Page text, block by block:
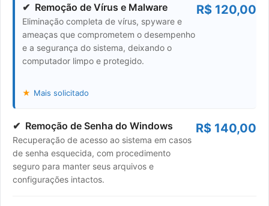
Remoção de Vírus e Malware
Eliminação completa de vírus, spyware e
ameaças que comprometem o desempenho
e a segurança do sistema, deixando o
computador limpo e protegido.
Mais solicitado
R$ 120,00
Remoção de Senha do Windows
Recuperação de acesso ao sistema em casos
de senha esquecida, com procedimento
seguro para manter seus arquivos e
configurações intactos.
R$ 140,00